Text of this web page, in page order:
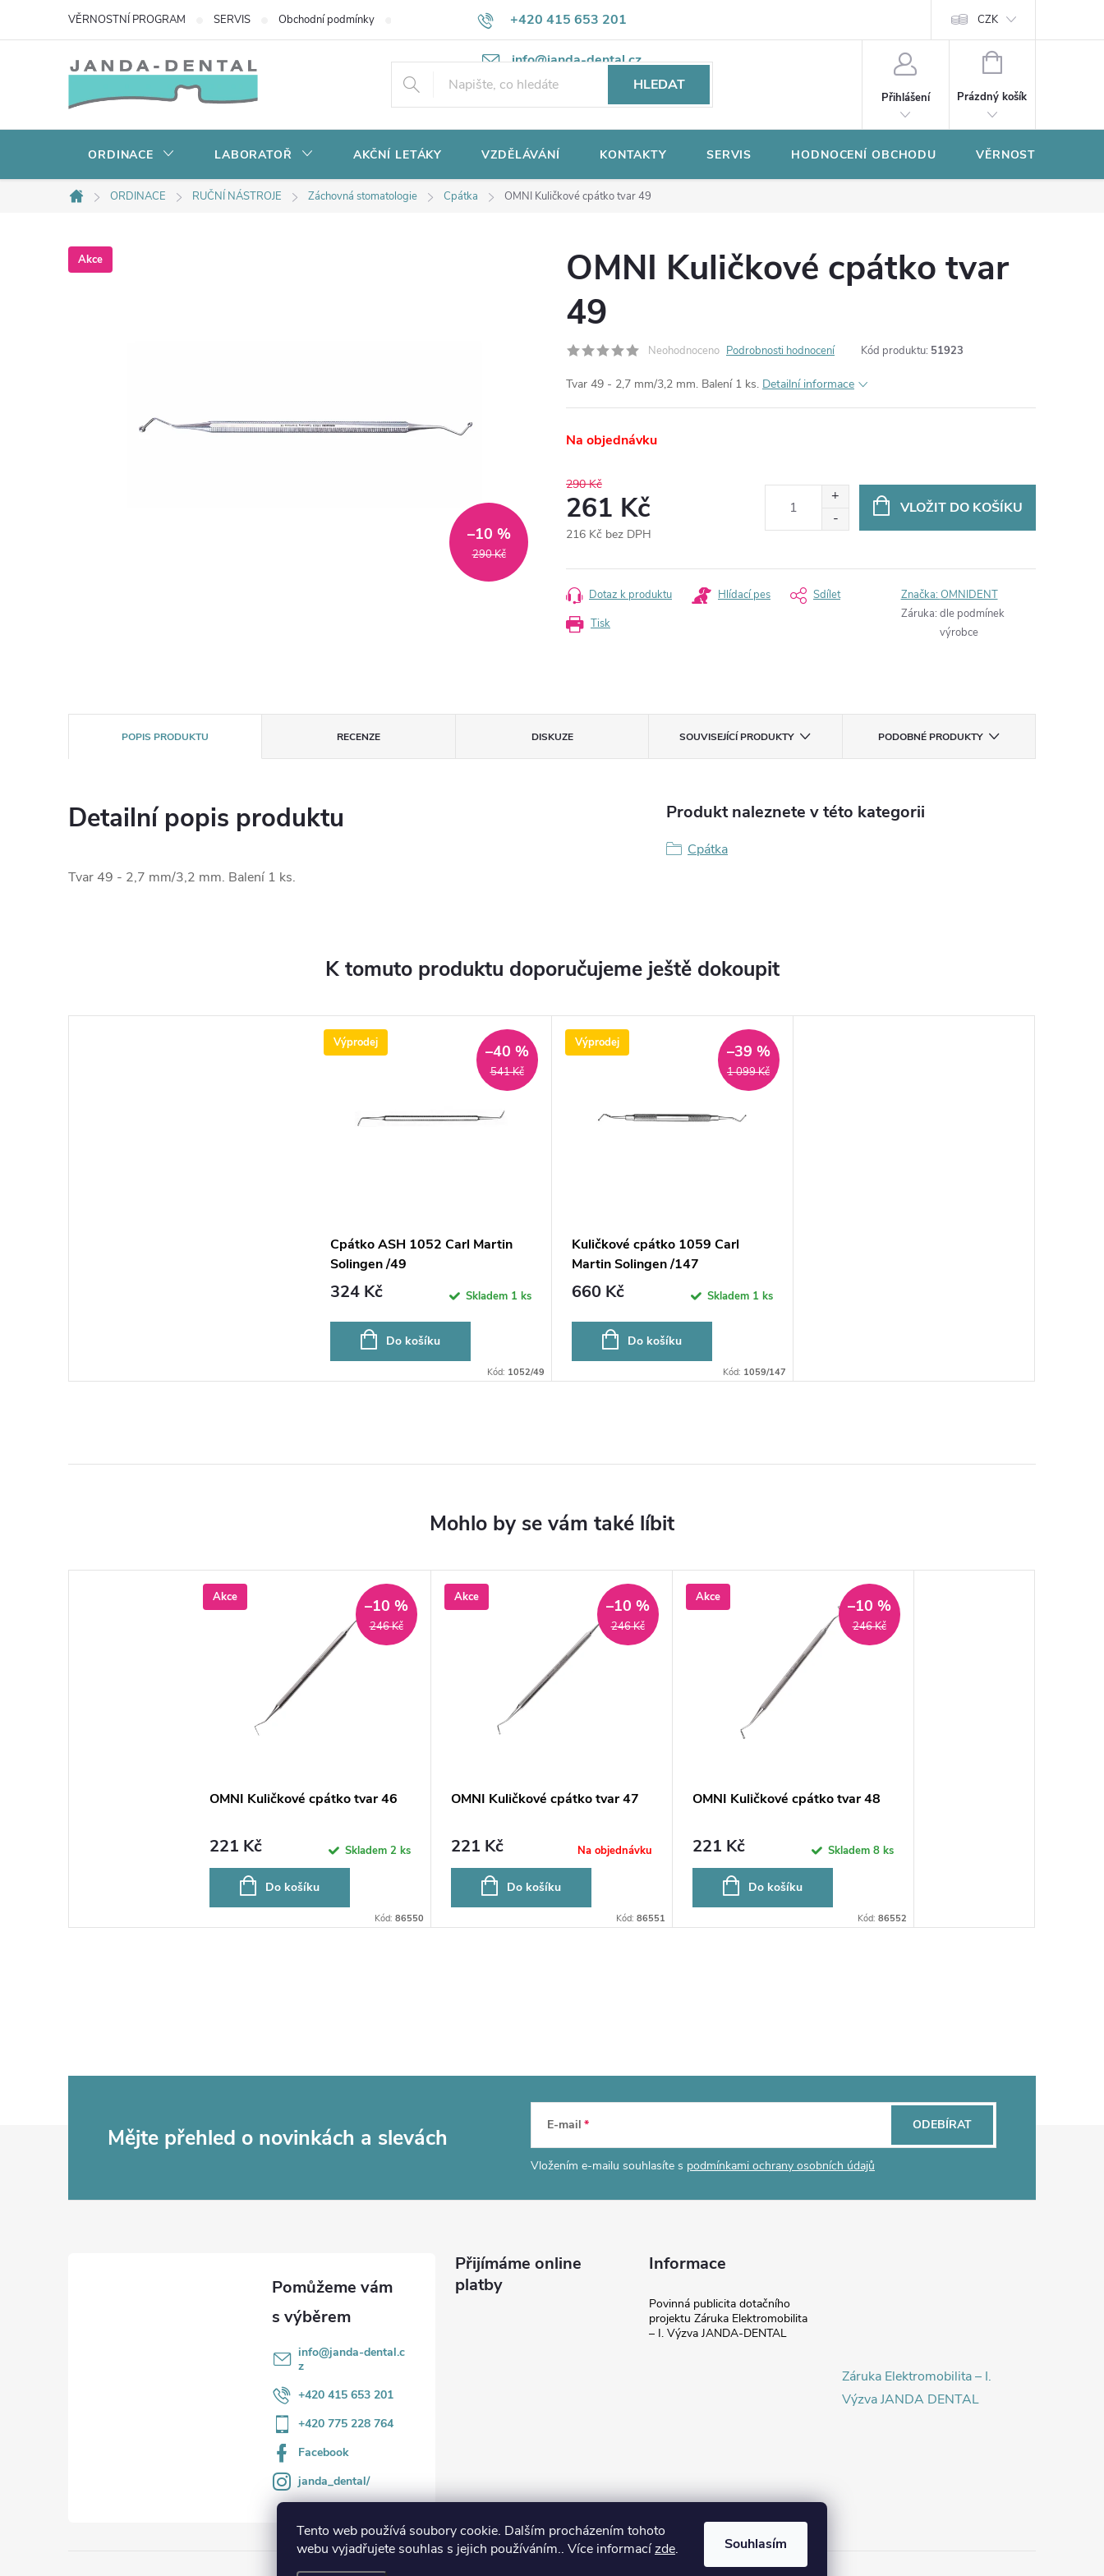
Tento web používá soubory cookie. Dalším procházením tohoto
webu vyjadřujete souhlas s jejich používáním.. Více informacízde. Souhlasím
+420 415 653 201
info@janda-dental.cz
VĚRNOSTNÍ PROGRAM SERVIS Obchodní podmínky Potřebujete poradit? Ochrana osobních údajů CZK
HLEDAT
Přihlášení
NÁKUPNÍ
Prázdný košík
ORDINACE LABORATOŘ AKČNÍ LETÁKY VZDĚLÁVÁNÍ KONTAKTY SERVIS HODNOCENÍ OBCHODU VĚRNOSTNÍ
Domů
ORDINACE RUČNÍ NÁSTROJE Záchovná stomatologie Cpátka OMNI Kuličkové cpátko tvar 49
Akce
290 Kč
–10 %
OMNI Kuličkové cpátko tvar
49
Neohodnoceno Podrobnosti hodnocení Kód produktu: 51923
Tvar 49 - 2,7 mm/3,2 mm. Balení 1 ks. Detailní informace
Na objednávku
290 Kč
261 Kč
216 Kč bez DPH
cena:
VLOŽIT DO KOŠÍKU
Tisk
Dotaz k produktu Hlídací pes Sdílet Značka:OMNIDENT
Záruka: dle podmínek
výrobce
POPIS PRODUKTU RECENZE DISKUZE SOUVISEJÍCÍ PRODUKTY PODOBNÉ PRODUKTY
Detailní popis produktu
Tvar 49 - 2,7 mm/3,2 mm. Balení 1 ks.
Produkt naleznete v této kategorii
Cpátka
K tomuto produktu doporučujeme ještě dokoupit
Výprodej
541 Kč
–40 %
Cpátko ASH 1052 Carl Martin
Solingen /49
324 Kč Skladem 1 ks
Do košíku
Kód: 1052/49
Výprodej
1 099 Kč
–39 %
Kuličkové cpátko 1059 Carl
Martin Solingen /147
660 Kč Skladem 1 ks
Do košíku
Kód: 1059/147
Akce
246 Kč
–10 %
OMNI Kuličkové cpátko tvar 46
221 Kč Skladem 2 ks
Do košíku
Kód: 86550
Akce
246 Kč
–10 %
OMNI Kuličkové cpátko tvar 47
221 Kč Na objednávku
Do košíku
Kód: 86551
Akce
246 Kč
–10 %
OMNI Kuličkové cpátko tvar 48
221 Kč Skladem 8 ks
Do košíku
Kód: 86552
Mějte přehled o novinkách a slevách E-mail
Vložením e-mailu souhlasíte s podmínkami ochrany osobních údajů
ODEBÍRAT
info@janda-dental.c
z
+420 415 653 201
+420 775 228 764
Facebook
janda_dental/
Přijímáme online
platby
Informace
Povinná publicita dotačního
projektu Záruka Elektromobilita
– I. Výzva JANDA-DENTAL
Záruka Elektromobilita – I.
Výzva JANDA DENTAL